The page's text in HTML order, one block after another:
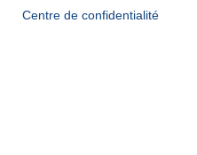
Centre de confidentialité